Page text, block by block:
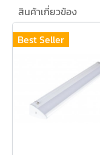
สินค้าเกี่ยวข้อง
Best Seller